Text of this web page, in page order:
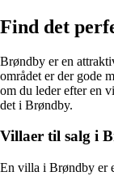
Find det
Brøndby er en
området er der gode
om du leder efter en
det i Brøndby.
Villaer til salg i
En villa i Brøndby er